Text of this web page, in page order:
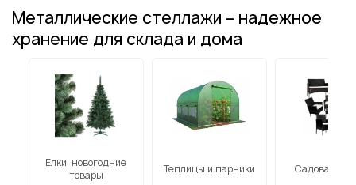
Металлические стеллажи – надежное
хранение для склада и дома
Елки, новогодние
товары
Теплицы и парники Садовая